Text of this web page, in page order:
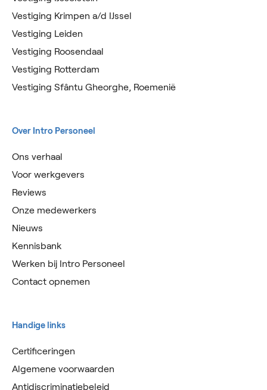
Vestiging Krimpen a/d IJssel
Vestiging Leiden
Vestiging Roosendaal
Vestiging Rotterdam
Vestiging Sfântu Gheorghe, Roemenië
Over Intro Personeel
Ons verhaal
Voor werkgevers
Reviews
Onze medewerkers
Nieuws
Kennisbank
Werken bij Intro Personeel
Contact opnemen
Handige links
Certificeringen
Algemene voorwaarden
Antidiscriminatiebeleid